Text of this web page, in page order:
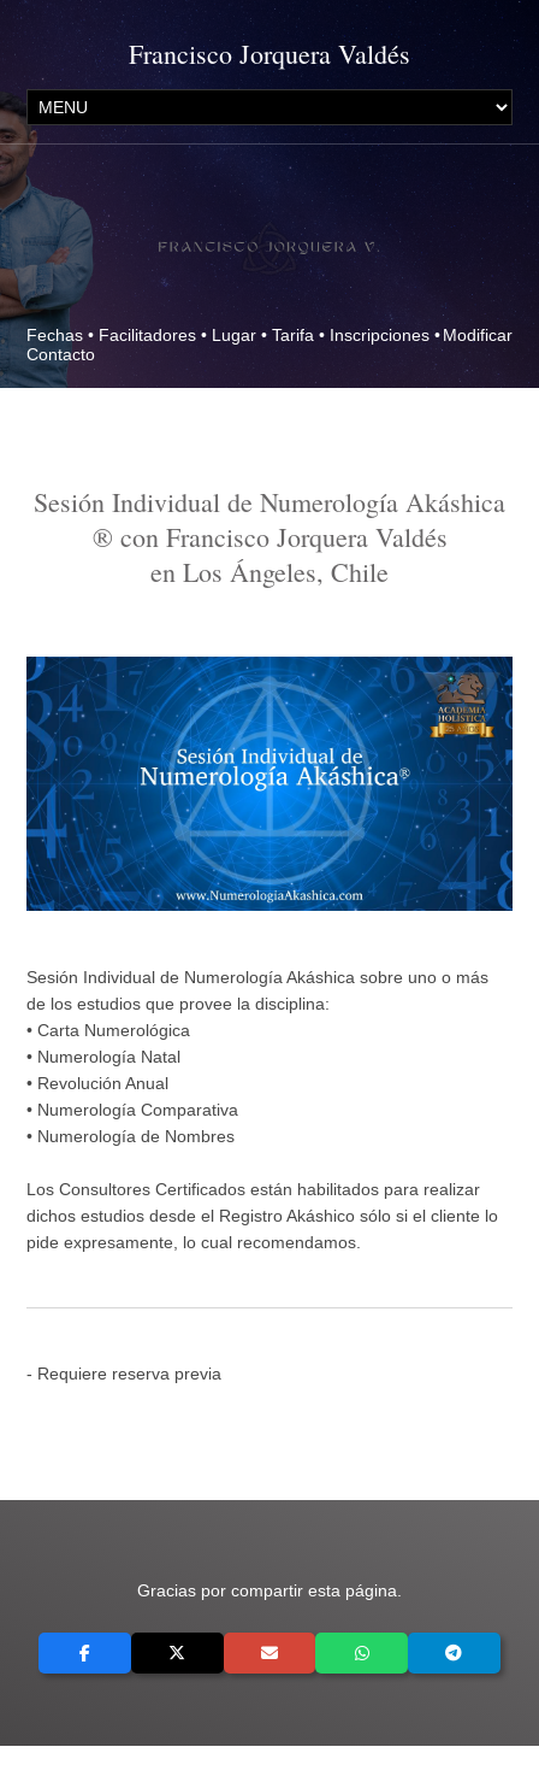
Francisco Jorquera Valdés
Modificar
Fechas • Facilitadores • Lugar •Tarifa • Inscripciones •
Contacto
Sesión Individual de Numerología Akáshica
® con Francisco Jorquera Valdés
en Los Ángeles, Chile
Sesión Individual de Numerología Akáshica sobre uno o más
de los estudios que provee la disciplina:
• Carta Numerológica
• Numerología Natal
• Revolución Anual
• Numerología Comparativa
• Numerología de Nombres
Los Consultores Certificados están habilitados para realizar
dichos estudios desde el Registro Akáshico sólo si el cliente lo
pide expresamente, lo cual recomendamos.
- Requiere reserva previa
Gracias por compartir esta página.